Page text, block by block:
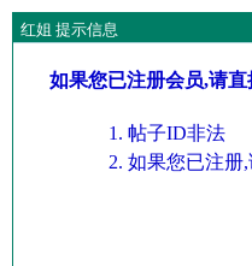
红姐 提示信息
如果您已注册会员,请
帖子ID非法
如果您已注册